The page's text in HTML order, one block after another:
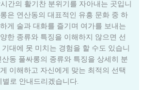
간의 활기찬 분위기를 자아내는 곳입니
은 연산동의 대표적인 유흥 문화 중 하
게 술과 대화를 즐기며 여가를 보내는
한 종류와 특징을 이해하지 않으면 선
대에 못 미치는 경험을 할 수도 있습니
동 풀싸롱의 종류와 특징을 상세히 분
이해하고 자신에게 맞는 최적의 선택
로 안내드리겠습니다.